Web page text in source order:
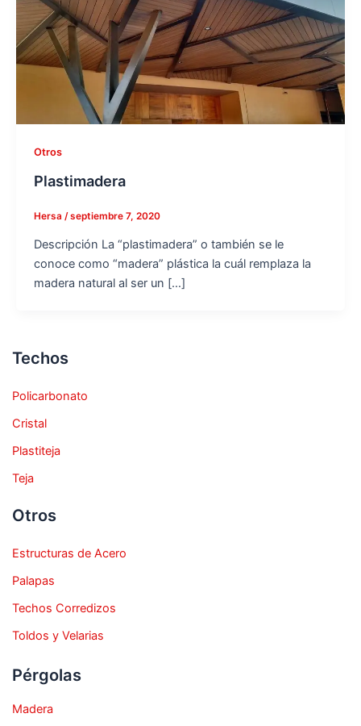
Otros
Plastimadera
Hersa /septiembre 7, 2020
Descripción La “plastimadera” o también se le
conoce como “madera” plástica la cuál remplaza la
madera natural al ser un […]
Techos
Policarbonato
Cristal
Plastiteja
Teja
Otros
Estructuras de Acero
Palapas
Techos Corredizos
Toldos y Velarias
Pérgolas
Madera